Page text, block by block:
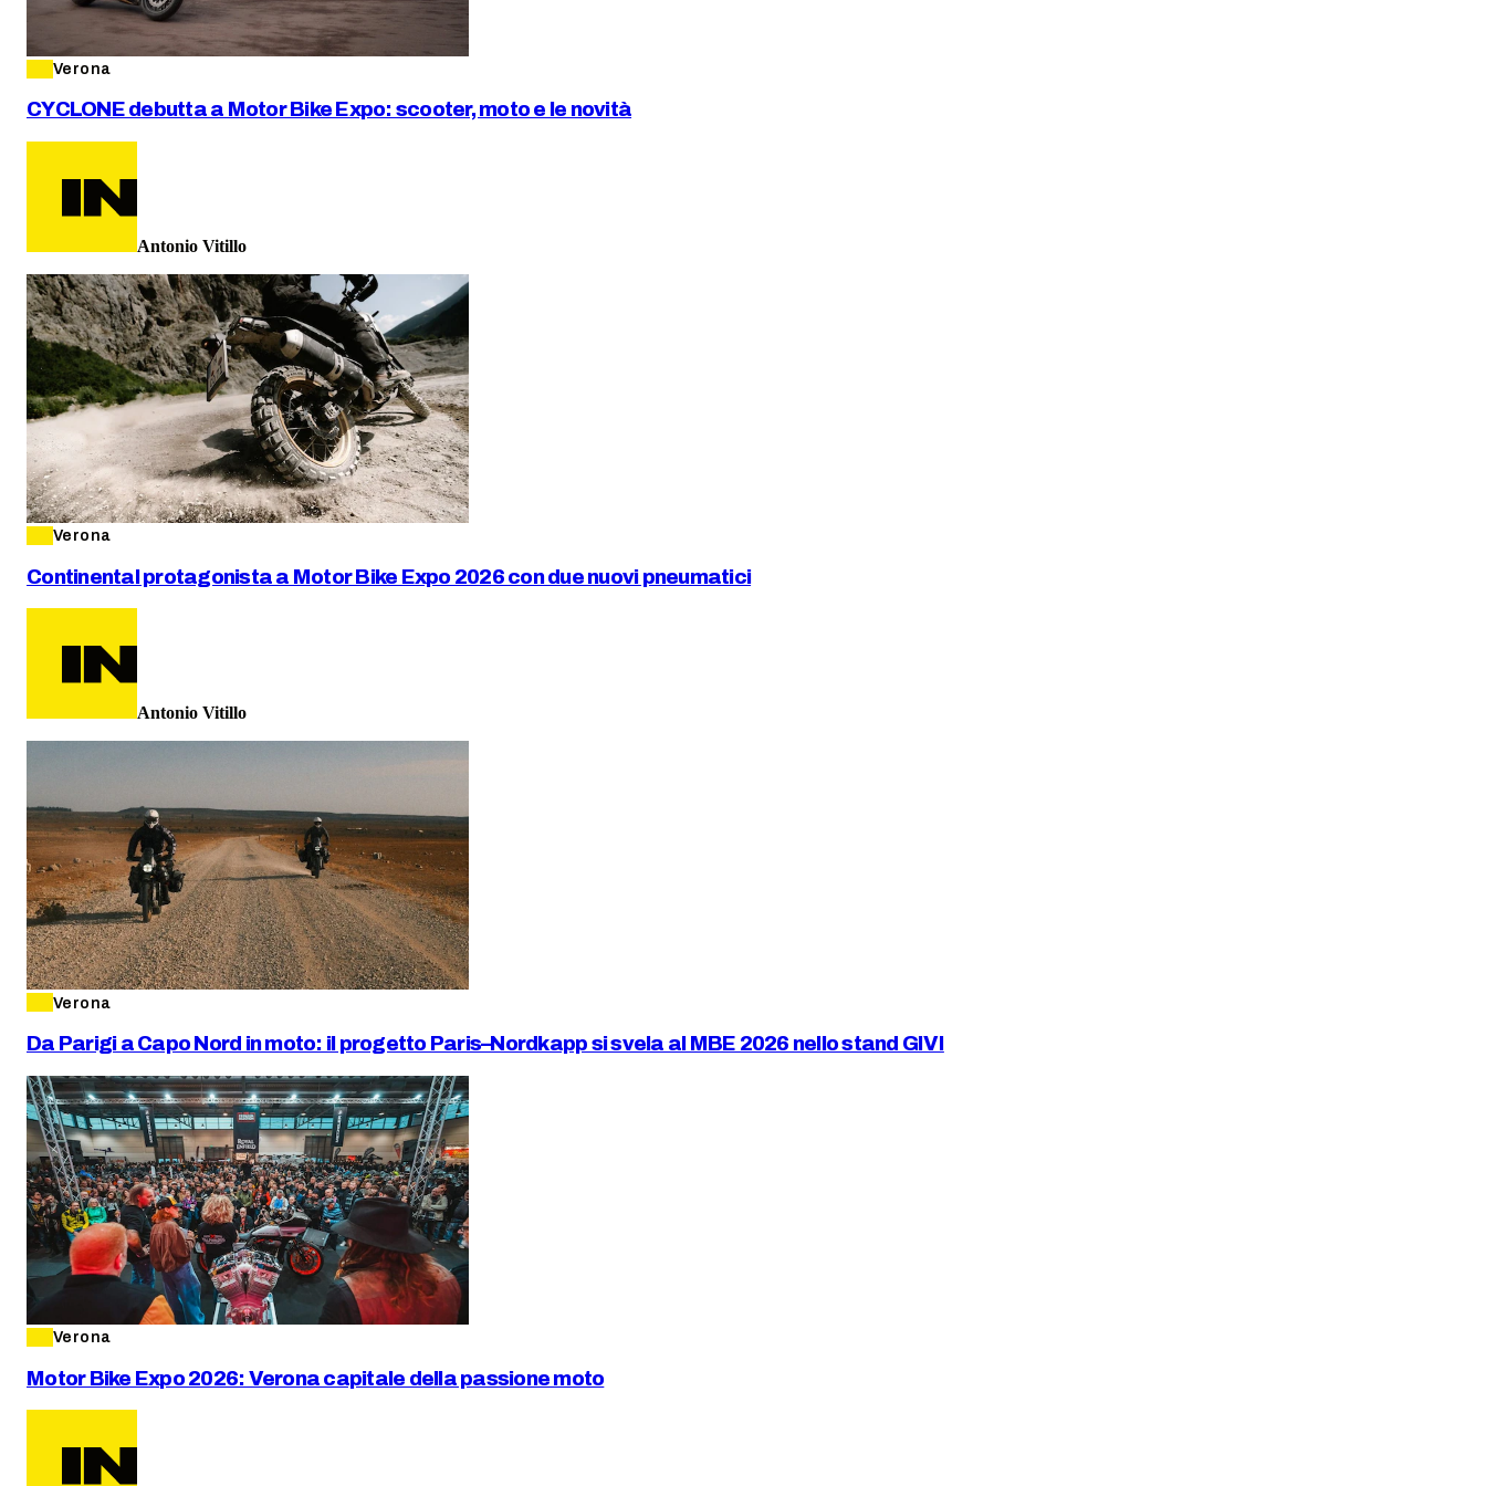
Verona
CYCLONE debutta a Motor Bike Expo: scooter, moto e le novità
Antonio Vitillo
Verona
Continental protagonista a Motor Bike Expo 2026 con due nuovi pneumatici
Antonio Vitillo
Verona
Da Parigi a Capo Nord in moto: il progetto Paris–Nordkapp si svela al MBE 2026 nello stand GIVI
Verona
Motor Bike Expo 2026: Verona capitale della passione moto